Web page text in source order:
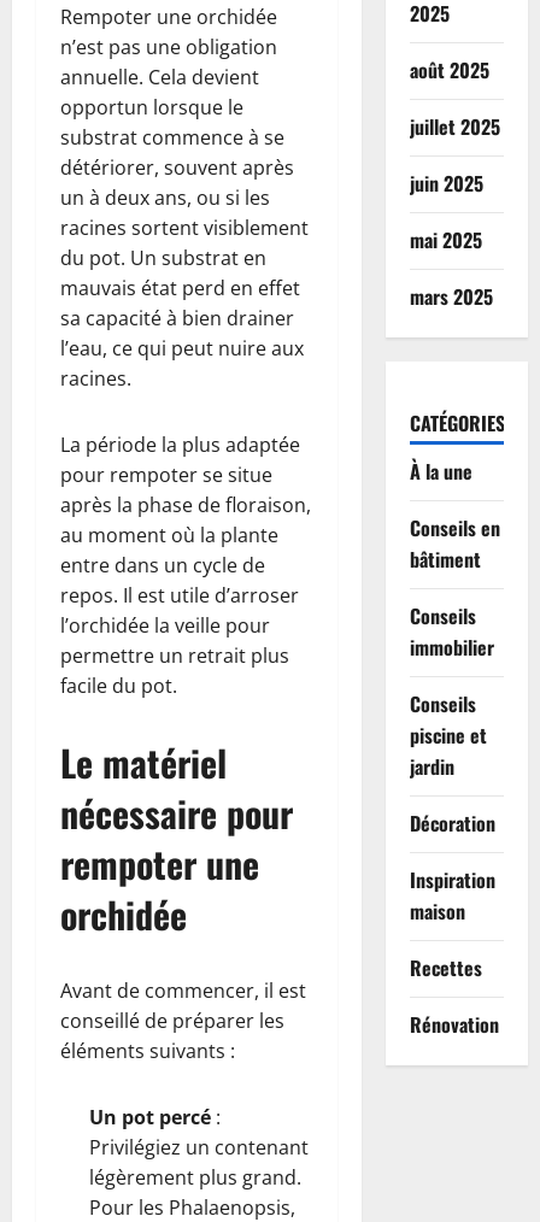
Rempoter une orchidée
n’est pas une obligation
annuelle. Cela devient
opportun lorsque le
substrat commence à se
détériorer, souvent après
un à deux ans, ou si les
racines sortent visiblement
du pot. Un substrat en
mauvais état perd en effet
sa capacité à bien drainer
l’eau, ce qui peut nuire aux
racines.
La période la plus adaptée
pour rempoter se situe
après la phase de floraison,
au moment où la plante
entre dans un cycle de
repos. Il est utile d’arroser
l’orchidée la veille pour
permettre un retrait plus
facile du pot.
Le matériel
nécessaire pour
rempoter une
orchidée
Avant de commencer, il est
conseillé de préparer les
éléments suivants :
Un pot percé :
Privilégiez un contenant
légèrement plus grand.
Pour les Phalaenopsis,
2025
août 2025
juillet 2025
juin 2025
mai 2025
mars 2025
CATÉGORIES
À la une
Conseils en
bâtiment
Conseils
immobilier
Conseils
piscine et
jardin
Décoration
Inspiration
maison
Recettes
Rénovation